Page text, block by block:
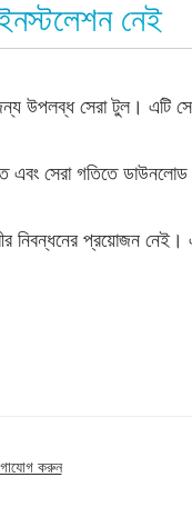
নেই
সেরা টুল। এটি
এবং সেরা গতিতে
নিবন্ধনের প্রয়োজন নেই।
করুন